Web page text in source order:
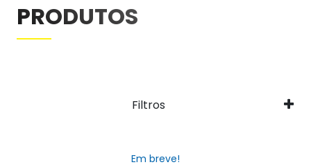
PRODUTOS
Filtros
Em breve!